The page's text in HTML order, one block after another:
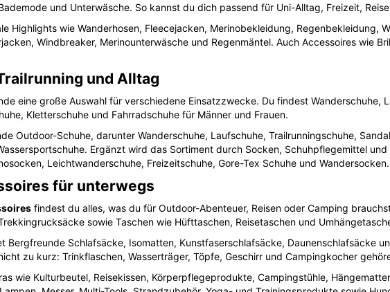
und Unterwäsche. So kannst du dich passend für Uni-Alltag, Freizeit,
Highlights wie Wanderhosen, Fleecejacken, Merinobekleidung, Regenbekleidung,
Windbreaker, Merinounterwäsche und Regenmäntel. Auch Accessoires wie
und Alltag
eine große Auswahl für verschiedene Einsatzzwecke. Du findest Wanderschuhe,
Kletterschuhe und Fahrradschuhe für Männer und Frauen.
Outdoor-Schuhe, darunter Wanderschuhe, Laufschuhe, Trailrunningschuhe,
Ergänzt wird das Sortiment durch Socken, Schuhpflegemittel
Leichtwanderschuhe, Freizeitschuhe, Gore-Tex Schuhe und Wandersocken.
für unterwegs
findest du alles, was du für Outdoor-Abenteuer, Reisen oder Camping
sowie Taschen wie Hüfttaschen, Reisetaschen und
Bergfreunde Schlafsäcke, Isomatten, Kunstfaserschlafsäcke, Daunenschlafsäcke
zu kurz: Trinkflaschen, Wasserträger, Töpfe, Geschirr und Campingkocher
wie Kulturbeutel, Reisekissen, Körperpflegeprodukte, Campingstühle,